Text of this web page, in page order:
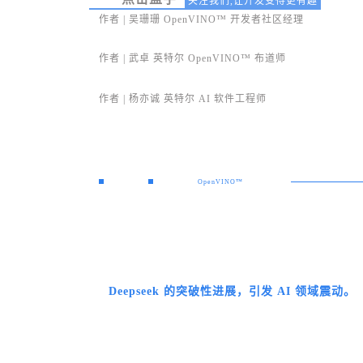
作者 | 吴珊珊 OpenVINO™ 开发者社区经理
作者 | 武卓 英特尔 OpenVINO™ 布道师
作者 | 杨亦诚 英特尔 AI 软件工程师
OpenVINO™
Deepseek 的突破性进展，引发 AI 领域震动。